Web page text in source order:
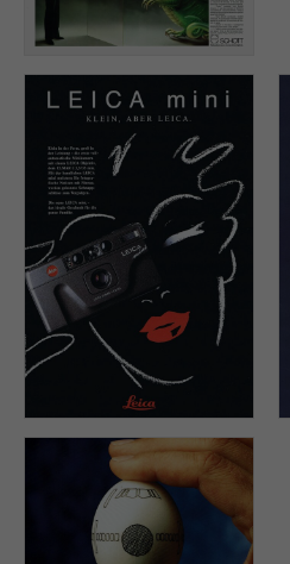
LÜRZER GMBH, Frankfurt,
Art Direction: Tom Ring,
Walter Lürzer, Illustration
Drache: Werner Ring, Fotos:
Stefan Kiess, Retusche:
Wolfgang Scheit.
LEICA CAMERA GMBH,
Solms, Agentur: OGILVY &
MATHER FOCUS, Frankfurt,
Art Direction: Tom Ring,
Text: Frank Leithäuser,
Illustration: Chris Menke,
Foto: Horst Stiegler.
FLUGHAFEN FRANKFURT
MAIN AG, Agentur: OGILVY